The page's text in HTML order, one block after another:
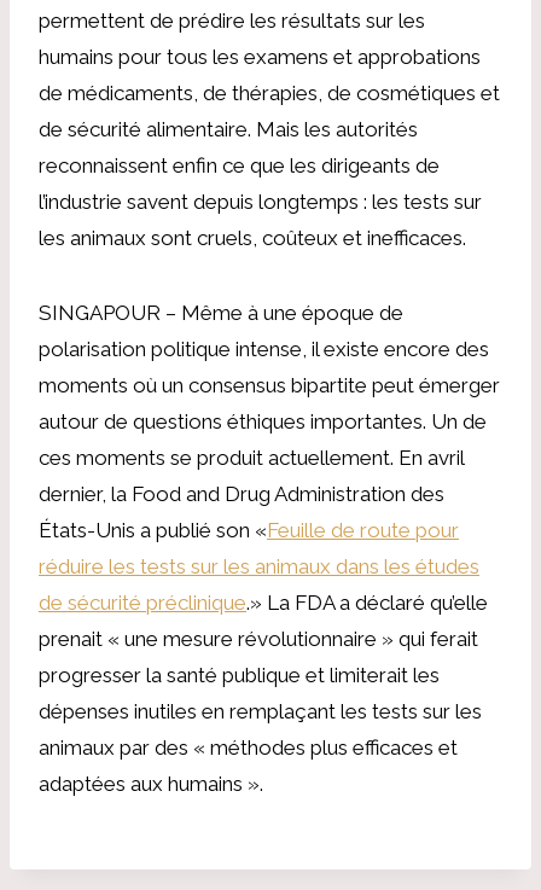
permettent de prédire les résultats sur les
humains pour tous les examens et approbations
de médicaments, de thérapies, de cosmétiques et
de sécurité alimentaire. Mais les autorités
reconnaissent enfin ce que les dirigeants de
l’industrie savent depuis longtemps : les tests sur
les animaux sont cruels, coûteux et inefficaces.
SINGAPOUR – Même à une époque de
polarisation politique intense, il existe encore des
moments où un consensus bipartite peut émerger
autour de questions éthiques importantes. Un de
ces moments se produit actuellement. En avril
dernier, la Food and Drug Administration des
États-Unis a publié son «Feuille de route pour
réduire les tests sur les animaux dans les études
de sécurité préclinique.» La FDA a déclaré qu’elle
prenait « une mesure révolutionnaire » qui ferait
progresser la santé publique et limiterait les
dépenses inutiles en remplaçant les tests sur les
animaux par des « méthodes plus efficaces et
adaptées aux humains ».